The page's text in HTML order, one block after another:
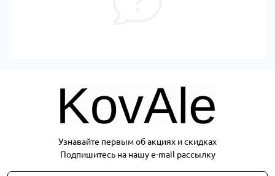
Узнавайте первым об акциях и скидках
Подпишитесь на нашу e-mail рассылку